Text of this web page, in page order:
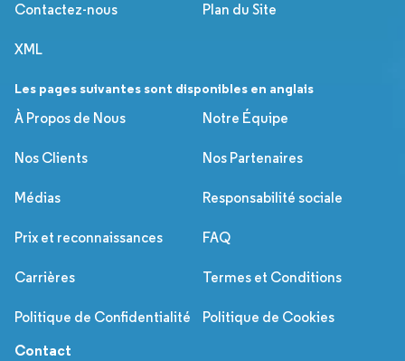
Contactez-nous Plan du Site
XML
Les pages suivantes sont disponibles en anglais
À Propos de Nous
Notre Équipe
Nos Clients Nos Partenaires
Médias Responsabilité sociale
Prix et reconnaissances FAQ
Carrières Termes et Conditions
Politique de Confidentialité Politique de Cookies
Contact